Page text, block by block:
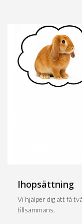
Ihopsättning
Vi hjälper dig att få
tillsammans.